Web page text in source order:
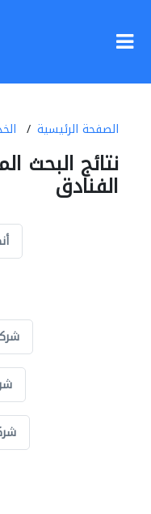
الصفحة الرئيسية
نتائج البحث
الفنادق